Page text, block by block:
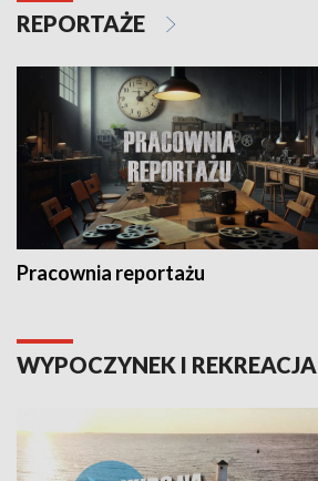
REPORTAŻE
Pracownia reportażu
WYPOCZYNEK I REKREACJA